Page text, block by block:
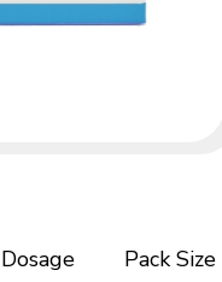
Dosage Pack Size